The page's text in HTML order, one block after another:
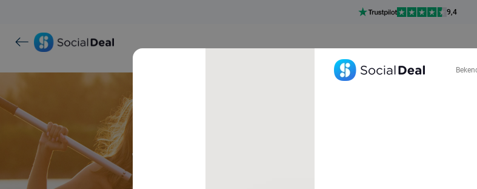
Ontdek 15.000+ deals
Wie erstelle ich